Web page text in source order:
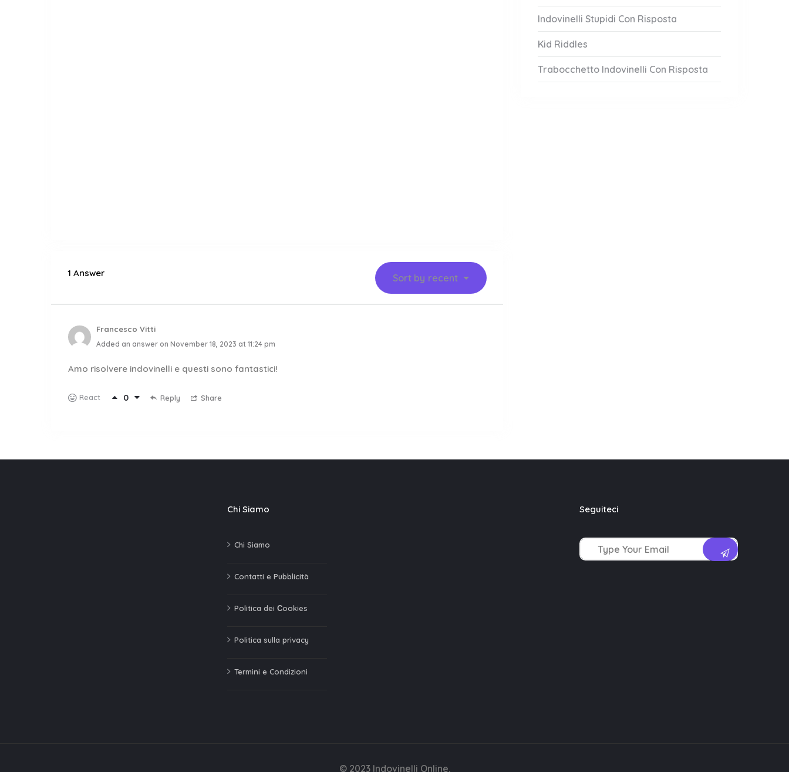
1 Answer Sort by recent
Francesco Vitti
Added an answer on November 18, 2023 at 11:24 pm
Amo risolvere indovinelli e questi sono fantastici!
React 0 Reply Share
Indovinelli Stupidi Con Risposta
Kid Riddles
Trabocchetto Indovinelli Con Risposta
Chi Siamo
Chi Siamo
Contatti e Pubblicità
Politica dei Сookies
Politica sulla privacy
Termini e Condizioni
Seguiteci
© 2023 Indovinelli Online.